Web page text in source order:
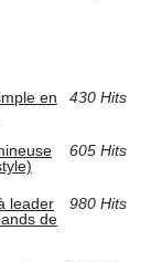
en
430 Hits
605 Hits
leader
de
980 Hits